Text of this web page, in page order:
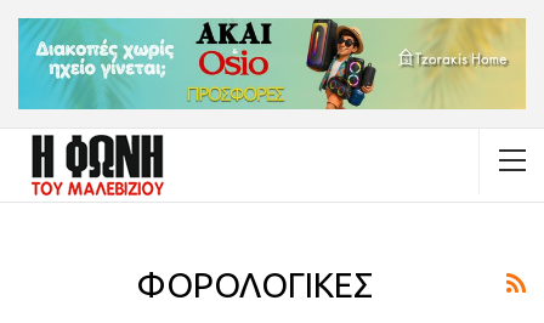
ΦΟΡΟΛΟΓΙΚΕΣ